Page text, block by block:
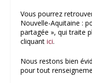
Vous pourrez
Nouvelle-Aquitaine :
partagée », qui traite
cliquantici.
Nous restons bien
pour tout